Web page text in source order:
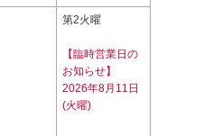
第2火曜
【臨時営業日の
お知らせ】
2026年8月11日
(火曜)